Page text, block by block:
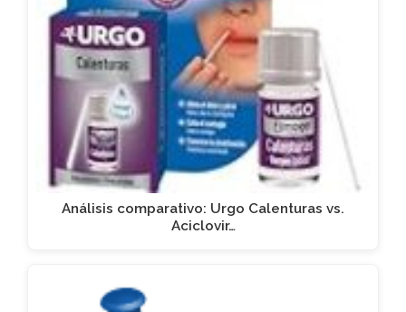
Análisis comparativo: Urgo Calenturas vs.
Aciclovir…